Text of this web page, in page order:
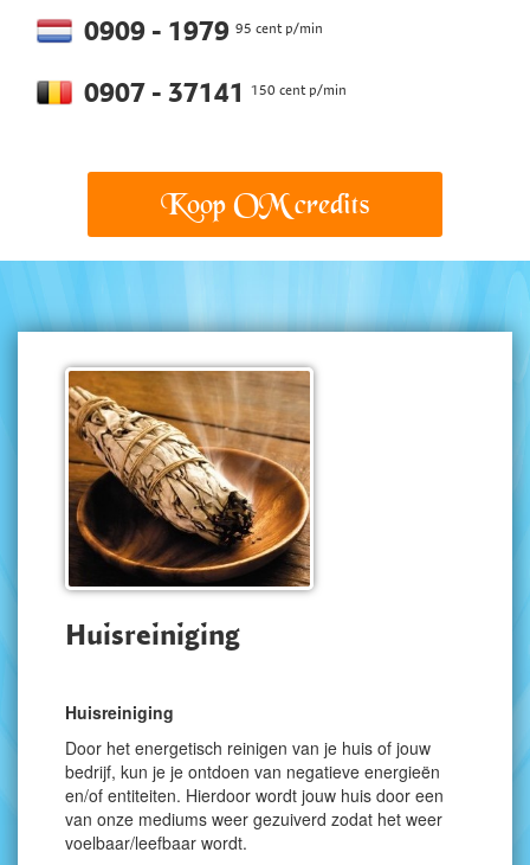
0909 - 1979 95 cent p/min
0907 - 37141 150 cent p/min
Koop OM credits
Huisreiniging
Huisreiniging
Door het energetisch reinigen van je huis of jouw
bedrijf, kun je je ontdoen van negatieve energieën
en/of entiteiten. Hierdoor wordt jouw huis door een
van onze mediums weer gezuiverd zodat het weer
voelbaar/leefbaar wordt.